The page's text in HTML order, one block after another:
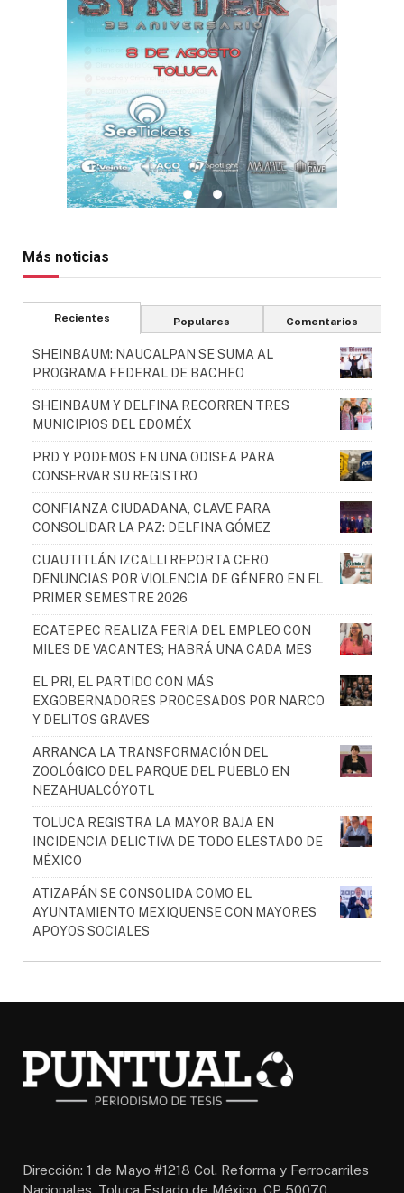
Más noticias
Recientes Populares Comentarios
SHEINBAUM: NAUCALPAN SE SUMA AL
PROGRAMA FEDERAL DE BACHEO
SHEINBAUM Y DELFINA RECORREN TRES
MUNICIPIOS DEL EDOMÉX
PRD Y PODEMOS EN UNA ODISEA PARA
CONSERVAR SU REGISTRO
CONFIANZA CIUDADANA, CLAVE PARA
CONSOLIDAR LA PAZ: DELFINA GÓMEZ
CUAUTITLÁN IZCALLI REPORTA CERO
DENUNCIAS POR VIOLENCIA DE GÉNERO EN EL
PRIMER SEMESTRE 2026
ECATEPEC REALIZA FERIA DEL EMPLEO CON
MILES DE VACANTES; HABRÁ UNA CADA MES
EL PRI, EL PARTIDO CON MÁS
EXGOBERNADORES PROCESADOS POR NARCO
Y DELITOS GRAVES
ARRANCA LA TRANSFORMACIÓN DEL
ZOOLÓGICO DEL PARQUE DEL PUEBLO EN
NEZAHUALCÓYOTL
TOLUCA REGISTRA LA MAYOR BAJA EN
INCIDENCIA DELICTIVA DE TODO ELESTADO DE
MÉXICO
ATIZAPÁN SE CONSOLIDA COMO EL
AYUNTAMIENTO MEXIQUENSE CON MAYORES
APOYOS SOCIALES
Dirección: 1 de Mayo #1218 Col. Reforma y Ferrocarriles